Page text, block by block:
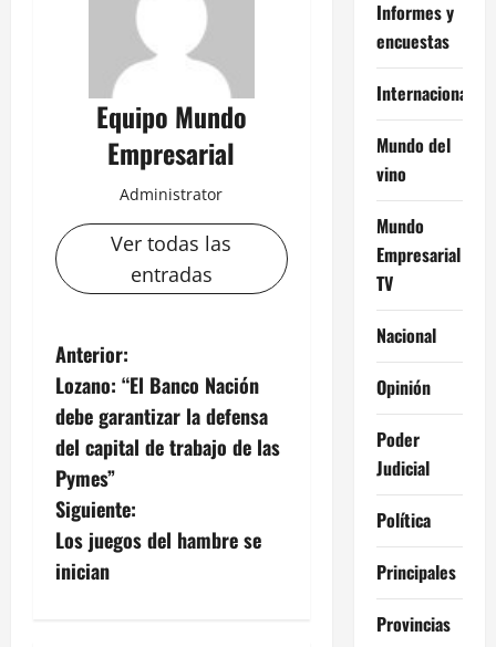
Equipo Mundo
Empresarial
Administrator
Ver todas las
entradas
N
a
v
e
g
a
Anterior:
Lozano: “El Banco Nación
debe garantizar la defensa
del capital de trabajo de las
Pymes”
Siguiente:
Los juegos del hambre se
inician
Informes y
encuestas
Internacional
Mundo del
vino
Mundo
Empresarial
TV
Nacional
Opinión
Poder
Judicial
Política
Principales
Provincias